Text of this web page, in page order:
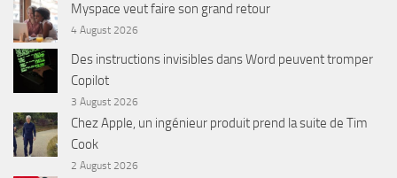
Myspace veut faire son grand retour
4 August 2026
Des instructions invisibles dans Word peuvent tromper
Copilot
3 August 2026
Chez Apple, un ingénieur produit prend la suite de Tim
Cook
2 August 2026